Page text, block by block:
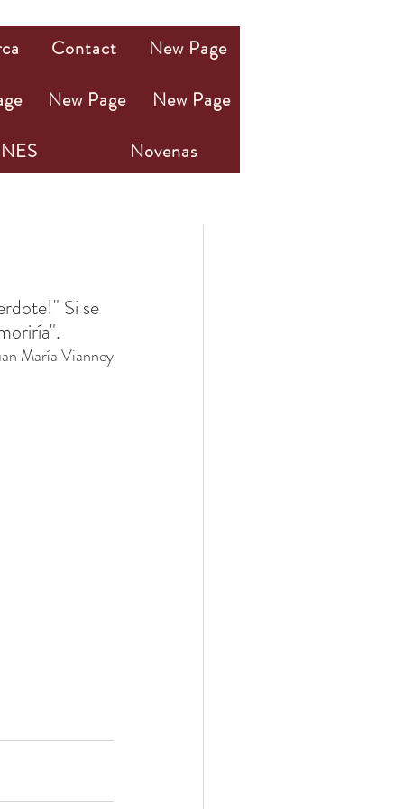
Si se
María Vianney
Contact
New Page
New Page
New Page
Novenas